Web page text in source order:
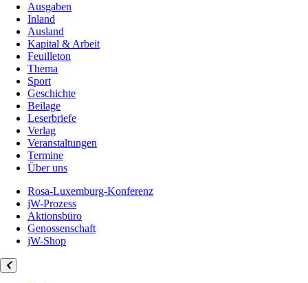
Ausgaben
Inland
Ausland
Kapital & Arbeit
Feuilleton
Thema
Sport
Geschichte
Beilage
Leserbriefe
Verlag
Veranstaltungen
Termine
Über uns
Rosa-Luxemburg-Konferenz
jW-Prozess
Aktionsbüro
Genossenschaft
jW-Shop